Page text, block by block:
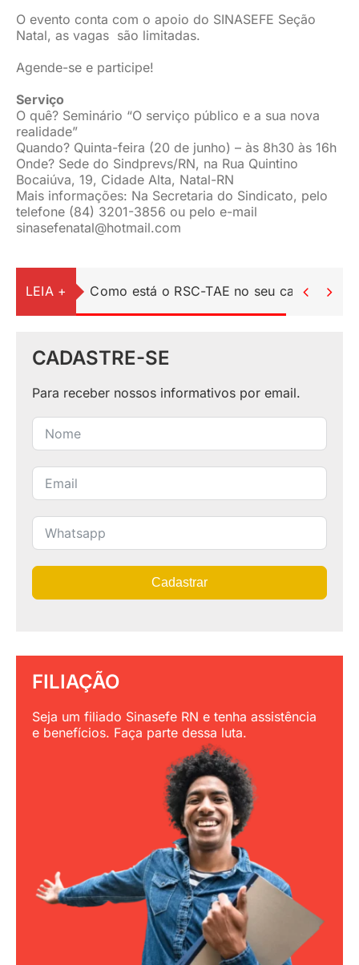
O evento conta com o apoio do SINASEFE Seção
Natal, as vagas são limitadas.
Agende-se e participe!
Serviço
O quê? Seminário “O serviço público e a sua nova
realidade”
Quando? Quinta-feira (20 de junho) – às 8h30 às 16h
Onde? Sede do Sindprevs/RN, na Rua Quintino
Bocaiúva, 19, Cidade Alta, Natal-RN
Mais informações: Na Secretaria do Sindicato, pelo
telefone (84) 3201-3856 ou pelo e-mail
sinasefenatal@hotmail.com
LEIA + Como está o RSC-TAE no seu campus?
 
CADASTRE-SE
Para receber nossos informativos por email.
Cadastrar
FILIAÇÃO
Seja um filiado Sinasefe RN e tenha assistência
e benefícios. Faça parte dessa luta.